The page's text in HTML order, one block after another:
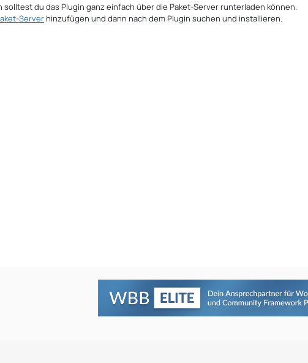
solltest du das Plugin ganz einfach über die Paket-Server runterladen können.
Server hinzufügen und dann nach dem Plugin suchen und installieren.